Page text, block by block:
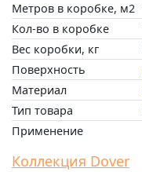
Метров в коробке, м2
Кол-во в коробке
Вес коробки, кг
Поверхность
Материал
Тип товара
Применение
Коллекция Dover